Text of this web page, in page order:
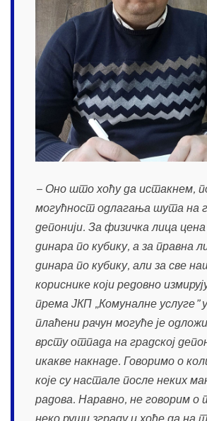
− Оно што хоћу да истакнем,
могућност одлагања шута на
депонији. За физичка лица
динара по кубику, а за правна
динара по кубику, али за све
кориснике који редовно
према ЈКП „Комуналне услуге”
плаћени рачун могуће је
врсту отпада на градској
икакве накнаде. Говоримо о
које су настале после неких
радова. Наравно, не говорим о
неко руши зграду и хоће да на